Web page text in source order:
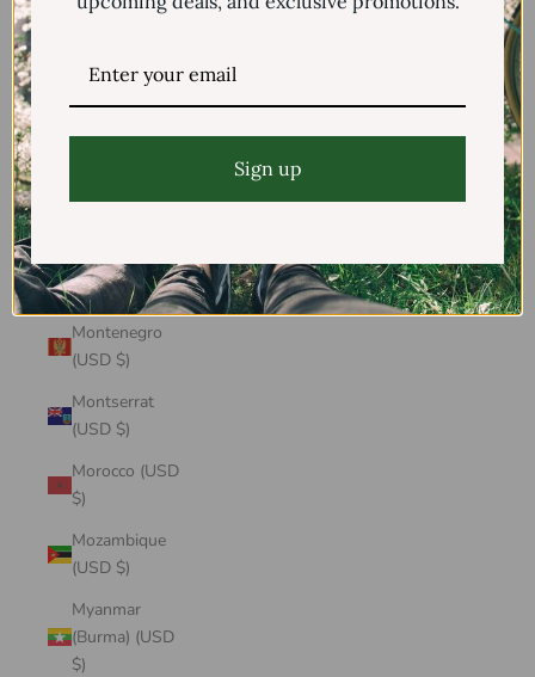
Mayotte (USD
Mexico (USD $)
Mongolia (USD
$)
Montenegro
(USD $)
Montserrat
(USD $)
Morocco (USD
$)
Mozambique
(USD $)
Myanmar
(Burma) (USD
$)
Sign up